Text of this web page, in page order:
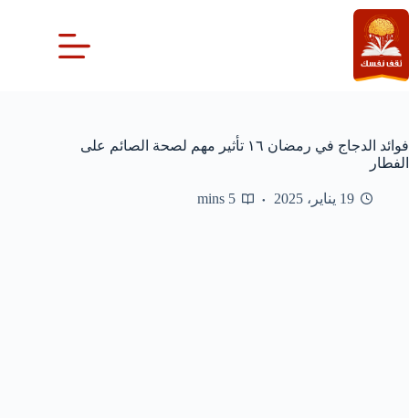
التجاوز
إلى
المحتوى
فوائد الدجاج في رمضان ١٦ تأثير مهم لصحة الصائم على
الفطار
19 يناير، 2025 5 mins